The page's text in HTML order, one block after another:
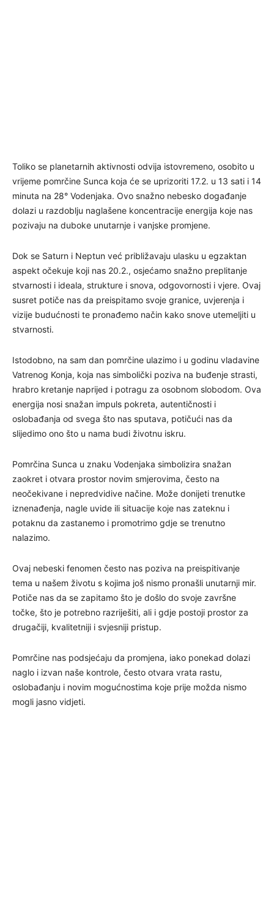
Toliko se planetarnih aktivnosti odvija istovremeno, osobito u
vrijeme pomrčine Sunca koja će se uprizoriti 17.2. u 13 sati i 14
minuta na 28° Vodenjaka. Ovo snažno nebesko događanje
dolazi u razdoblju naglašene koncentracije energija koje nas
pozivaju na duboke unutarnje i vanjske promjene.
Dok se Saturn i Neptun već približavaju ulasku u egzaktan
aspekt očekuje koji nas 20.2., osjećamo snažno preplitanje
stvarnosti i ideala, strukture i snova, odgovornosti i vjere. Ovaj
susret potiče nas da preispitamo svoje granice, uvjerenja i
vizije budućnosti te pronađemo način kako snove utemeljiti u
stvarnosti.
Istodobno, na sam dan pomrčine ulazimo i u godinu vladavine
Vatrenog Konja, koja nas simbolički poziva na buđenje strasti,
hrabro kretanje naprijed i potragu za osobnom slobodom. Ova
energija nosi snažan impuls pokreta, autentičnosti i
oslobađanja od svega što nas sputava, potičući nas da
slijedimo ono što u nama budi životnu iskru.
Pomrčina Sunca u znaku Vodenjaka simbolizira snažan
zaokret i otvara prostor novim smjerovima, često na
neočekivane i nepredvidive načine. Može donijeti trenutke
iznenađenja, nagle uvide ili situacije koje nas zateknu i
potaknu da zastanemo i promotrimo gdje se trenutno
nalazimo.
Ovaj nebeski fenomen često nas poziva na preispitivanje
tema u našem životu s kojima još nismo pronašli unutarnji mir.
Potiče nas da se zapitamo što je došlo do svoje završne
točke, što je potrebno razriješiti, ali i gdje postoji prostor za
drugačiji, kvalitetniji i svjesniji pristup.
Pomrčine nas podsjećaju da promjena, iako ponekad dolazi
naglo i izvan naše kontrole, često otvara vrata rastu,
oslobađanju i novim mogućnostima koje prije možda nismo
mogli jasno vidjeti.